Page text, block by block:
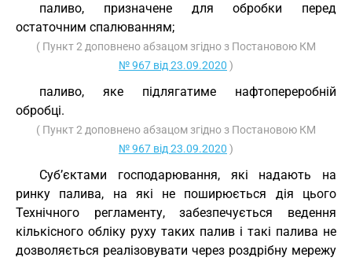
паливо, призначене для обробки перед
остаточним спалюванням;
( Пункт 2 доповнено абзацом згідно з Постановою КМ
№ 967 від 23.09.2020 )
паливо, яке підлягатиме нафтопереробній
обробці.
( Пункт 2 доповнено абзацом згідно з Постановою КМ
№ 967 від 23.09.2020 )
Суб’єктами господарювання, які надають на
ринку палива, на які не поширюється дія цього
Технічного регламенту, забезпечується ведення
кількісного обліку руху таких палив і такі палива не
дозволяється реалізовувати через роздрібну мережу